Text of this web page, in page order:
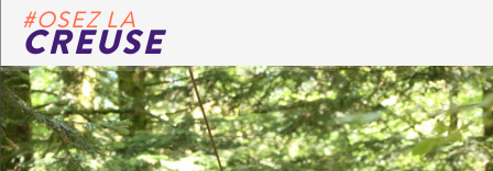
#OSEZ LA
CREUSE